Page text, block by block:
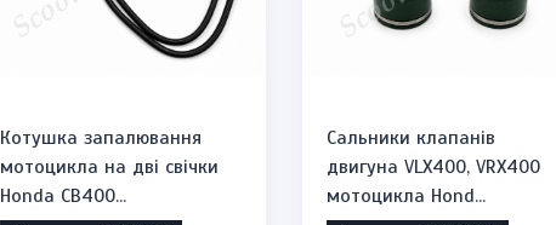
Котушка запалювання
мотоцикла на дві свічки
Honda CB400...
Сальники клапанів
двигуна VLX400, VRX400
мотоцикла Hond...